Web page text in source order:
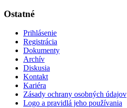
Ostatné
Prihlásenie
Registrácia
Dokumenty
Archív
Diskusia
Kontakt
Kariéra
Zásady ochrany osobných údajov
Logo a pravidlá jeho používania